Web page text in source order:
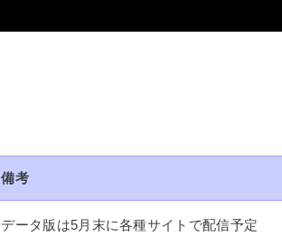
備考
データ版は5月末に各種サイトで配信予定